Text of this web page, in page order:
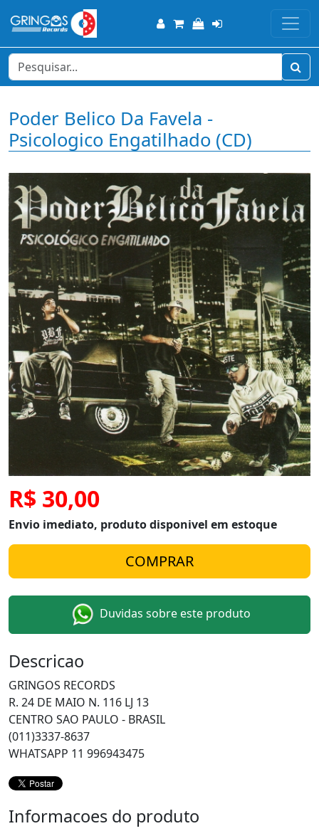
Poder Belico Da Favela -
Psicologico Engatilhado (CD)
R$ 30,00
Envio imediato, produto disponivel em estoque
Duvidas sobre este produto
Descricao
GRINGOS RECORDS
R. 24 DE MAIO N. 116 LJ 13
CENTRO SAO PAULO - BRASIL
(011)3337-8637
WHATSAPP 11 996943475
Informacoes do produto